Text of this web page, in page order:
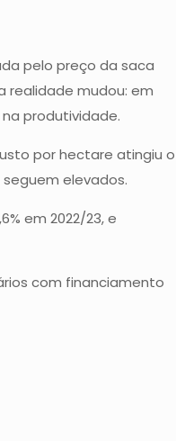
pelo preço da saca
realidade mudou: em
na produtividade.
por hectare atingiu o
elevados.
em 2022/23, e
com financiamento